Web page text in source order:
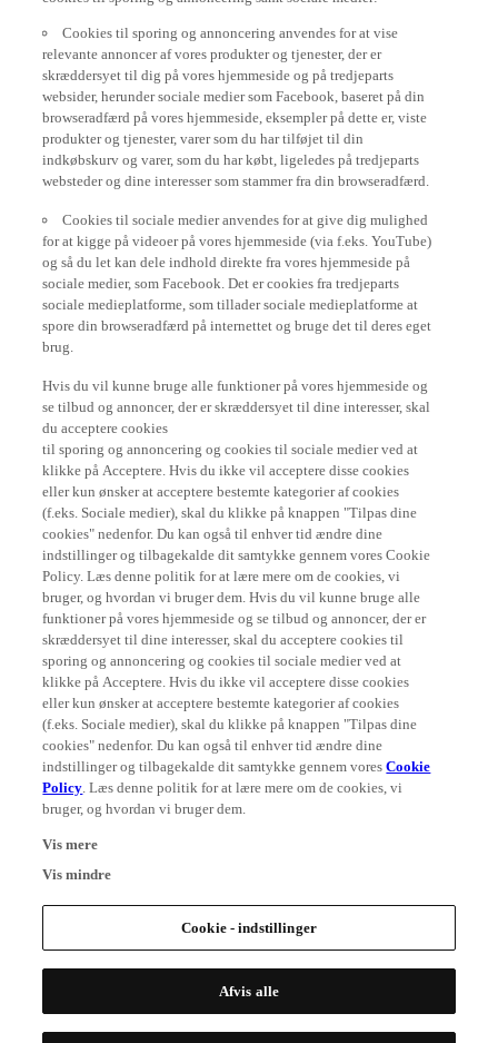
Cookies til sporing og annoncering anvendes for at vise
relevante annoncer af vores produkter og tjenester, der er
skræddersyet til dig på vores hjemmeside og på tredjeparts
websider, herunder sociale medier som Facebook, baseret på din
browseradfærd på vores hjemmeside, eksempler på dette er, viste
produkter og tjenester, varer som du har tilføjet til din
indkøbskurv og varer, som du har købt, ligeledes på tredjeparts
websteder og dine interesser som stammer fra din browseradfærd.
Cookies til sociale medier anvendes for at give dig mulighed
for at kigge på videoer på vores hjemmeside (via f.eks. YouTube)
og så du let kan dele indhold direkte fra vores hjemmeside på
sociale medier, som Facebook. Det er cookies fra tredjeparts
sociale medieplatforme, som tillader sociale medieplatforme at
spore din browseradfærd på internettet og bruge det til deres eget
brug.
Hvis du vil kunne bruge alle funktioner på vores hjemmeside og
se tilbud og annoncer, der er skræddersyet til dine interesser, skal
du acceptere cookies
til sporing og annoncering og cookies til sociale medier ved at
klikke på Acceptere. Hvis du ikke vil acceptere disse cookies
eller kun ønsker at acceptere bestemte kategorier af cookies
(f.eks. Sociale medier), skal du klikke på knappen "Tilpas dine
cookies" nedenfor. Du kan også til enhver tid ændre dine
indstillinger og tilbagekalde dit samtykke gennem vores Cookie
Policy. Læs denne politik for at lære mere om de cookies, vi
bruger, og hvordan vi bruger dem. Hvis du vil kunne bruge alle
funktioner på vores hjemmeside og se tilbud og annoncer, der er
skræddersyet til dine interesser, skal du acceptere cookies til
sporing og annoncering og cookies til sociale medier ved at
klikke på Acceptere. Hvis du ikke vil acceptere disse cookies
eller kun ønsker at acceptere bestemte kategorier af cookies
(f.eks. Sociale medier), skal du klikke på knappen "Tilpas dine
cookies" nedenfor. Du kan også til enhver tid ændre dine
indstillinger og tilbagekalde dit samtykke gennem voresCookie
Policy. Læs denne politik for at lære mere om de cookies, vi
bruger, og hvordan vi bruger dem.
Vis mere
Vis mindre
Cookie - indstillinger
Afvis alle